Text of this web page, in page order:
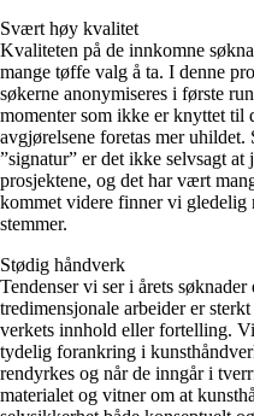
Svært høy kvalitet
Kvaliteten på de innkomne
mange tøffe valg å ta. I denne
søkerne anonymiseres i første
momenter som ikke er knyttet til
avgjørelsene foretas mer
”signatur” er det ikke selvsagt
prosjektene, og det har vært
kommet videre finner vi gledelig
stemmer.
Stødig håndverk
Tendenser vi ser i årets
tredimensjonale arbeider er
verkets innhold eller fortelling.
tydelig forankring i
rendyrkes og når de inngår i
materialet og vitner om at